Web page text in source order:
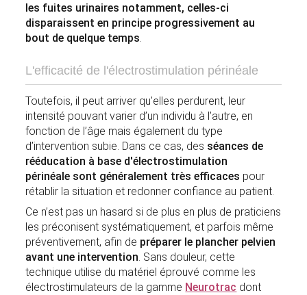
les fuites urinaires notamment, celles-ci
disparaissent en principe progressivement au
bout de quelque temps
L'efficacité de l'électrostimulation périnéale
Toutefois, il peut arriver qu'elles perdurent, leur
intensité pouvant varier d’un individu à l’autre, en
fonction de l’âge mais également du type
d’intervention subie. Dans ce cas, des séances de
rééducation à base d'électrostimulation
périnéale sont généralement très efficaces pour
rétablir la situation et redonner confiance au patient.
Ce n’est pas un hasard si de plus en plus de praticiens
les préconisent systématiquement, et parfois même
préventivement, afin de préparer le plancher pelvien
avant une intervention. Sans douleur, cette
technique utilise du matériel éprouvé comme les
électrostimulateurs de la gamme Neurotrac dont